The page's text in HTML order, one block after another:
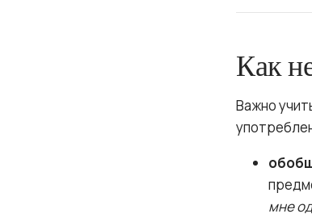
Как
Важно
мне